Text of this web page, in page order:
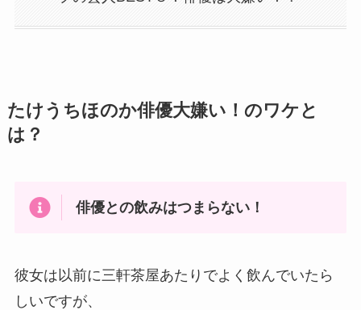
たけうちほのか俳優大嫌い！のワケと
は？
俳優との飲みはつまらない！
彼女は以前に三軒茶屋あたりでよく飲んでいたら
しいですが、